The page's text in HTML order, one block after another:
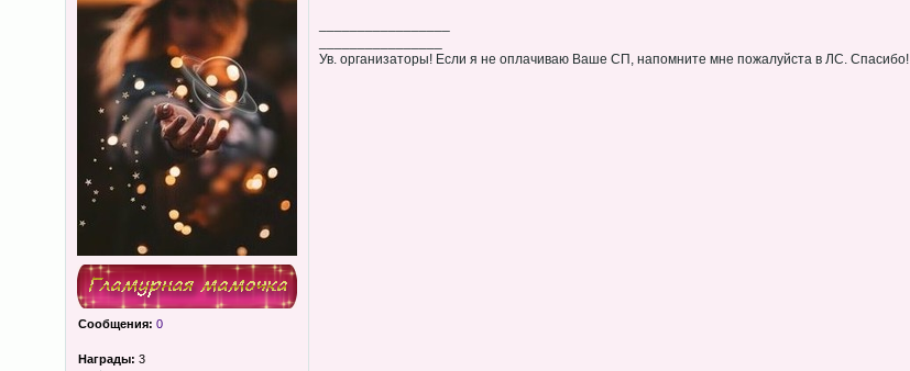
Сообщения: 0
Награды: 3
Ув. организаторы! Если я не оплачиваю Ваше СП, напомните мне пожалуйста в ЛС. Спасибо!